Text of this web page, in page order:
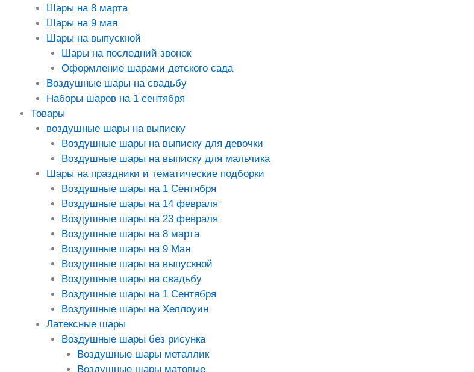
Шары на 8 марта
Шары на 9 мая
Шары на выпускной
Шары на последний звонок
Оформление шарами детского сада
Воздушные шары на свадьбу
Наборы шаров на 1 сентября
Товары
воздушные шары на выписку
Воздушные шары на выписку для девочки
Воздушные шары на выписку для мальчика
Шары на праздники и тематические подборки
Воздушные шары на 1 Сентября
Воздушные шары на 14 февраля
Воздушные шары на 23 февраля
Воздушные шары на 8 марта
Воздушные шары на 9 Мая
Воздушные шары на выпускной
Воздушные шары на свадьбу
Воздушные шары на 1 Сентября
Воздушные шары на Хеллоуин
Латексные шары
Воздушные шары без рисунка
Воздушные шары металлик
Воздушные шары матовые